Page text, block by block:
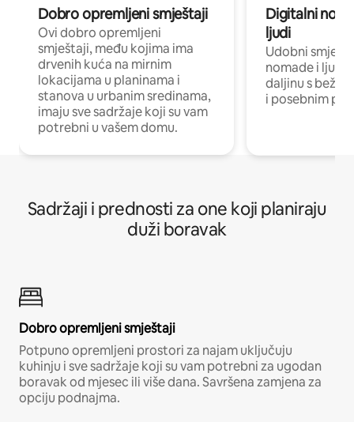
Dobro opremljeni smještaji
Ovi dobro opremljeni
smještaji, među kojima ima
drvenih kuća na mirnim
lokacijama u planinama i
stanova u urbanim sredinama,
imaju sve sadržaje koji su vam
potrebni u vašem domu.
Digitalni
ljudi
Udobni
nomade i ljude
daljinu s
i posebnim
Sadržaji i prednosti za one koji planiraju
duži boravak
Dobro opremljeni smještaji
Potpuno opremljeni prostori za najam uključuju
kuhinju i sve sadržaje koji su vam potrebni za ugodan
boravak od mjesec ili više dana. Savršena zamjena za
opciju podnajma.